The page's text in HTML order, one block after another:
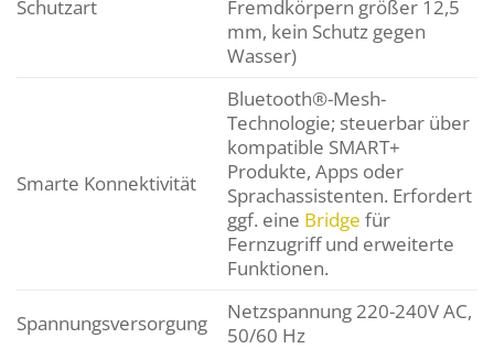
Schutzart
Fremdkörpern größer 12,5
mm, kein Schutz gegen
Wasser)
Smarte Konnektivität
Bluetooth®-Mesh-
Technologie; steuerbar über
kompatible SMART+
Produkte, Apps oder
Sprachassistenten. Erfordert
ggf. eine Bridge für
Fernzugriff und erweiterte
Funktionen.
Spannungsversorgung
Netzspannung 220-240V AC,
50/60 Hz